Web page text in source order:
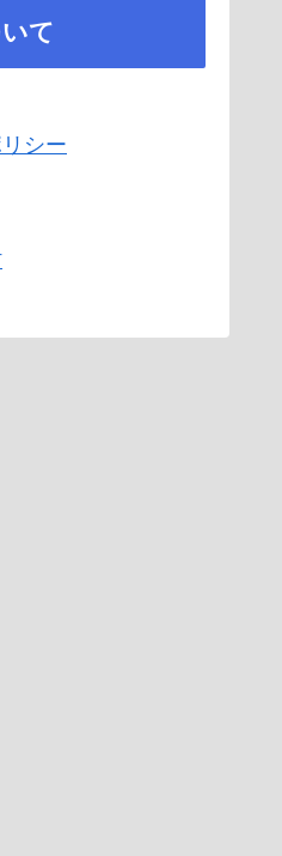
て
シー